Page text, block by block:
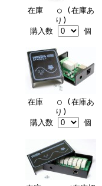
在庫 ○ (在庫あ
り)
購入数
個
在庫 ○ (在庫あ
り)
購入数
個